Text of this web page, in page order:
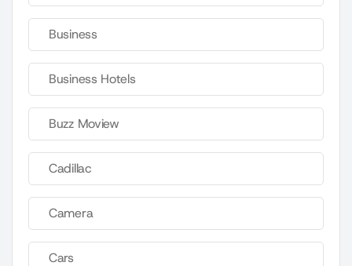
Business
Business Hotels
Buzz Moview
Cadillac
Camera
Cars